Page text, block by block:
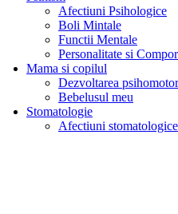
Afectiuni Psihologice
Boli Mintale
Functii Mentale
Personalitate si
Mama si copilul
Dezvoltarea
Bebelusul meu
Stomatologie
Afectiuni stomatologice